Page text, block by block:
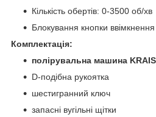
Кількість обертів: 0-3500 об/хв
Блокування кнопки ввімкнення
Комплектація:
полірувальна машина
D-подібна рукоятка
шестигранний ключ
запасні вугільні щітки